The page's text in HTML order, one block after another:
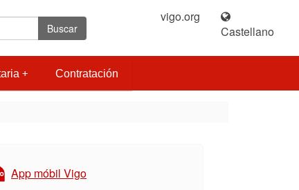
Buscar
vigo.org
Castellano
Contratación
App móbil Vigo